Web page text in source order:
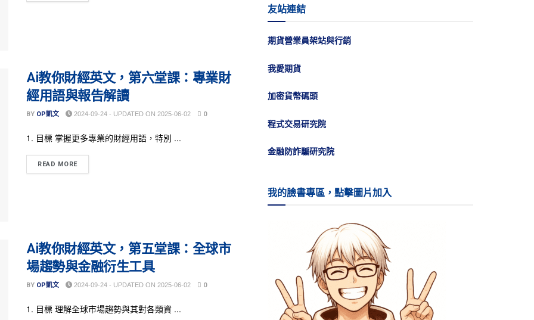
Ai教你財經英文，第六堂課：專業財
經用語與報告解讀
BY OP凱文 2024-09-24 - UPDATED ON 2025-06-02 0
1. 目標 掌握更多專業的財經用語，特別 ...
READ MORE
Ai教你財經英文，第五堂課：全球市
場趨勢與金融衍生工具
BY OP凱文 2024-09-24 - UPDATED ON 2025-06-02 0
1. 目標 理解全球市場趨勢與其對各類資 ...
友站連結
期貨營業員架站與行銷
我愛期貨
加密貨幣碼頭
程式交易研究院
金融防詐騙研究院
我的臉書專區，點擊圖片加入